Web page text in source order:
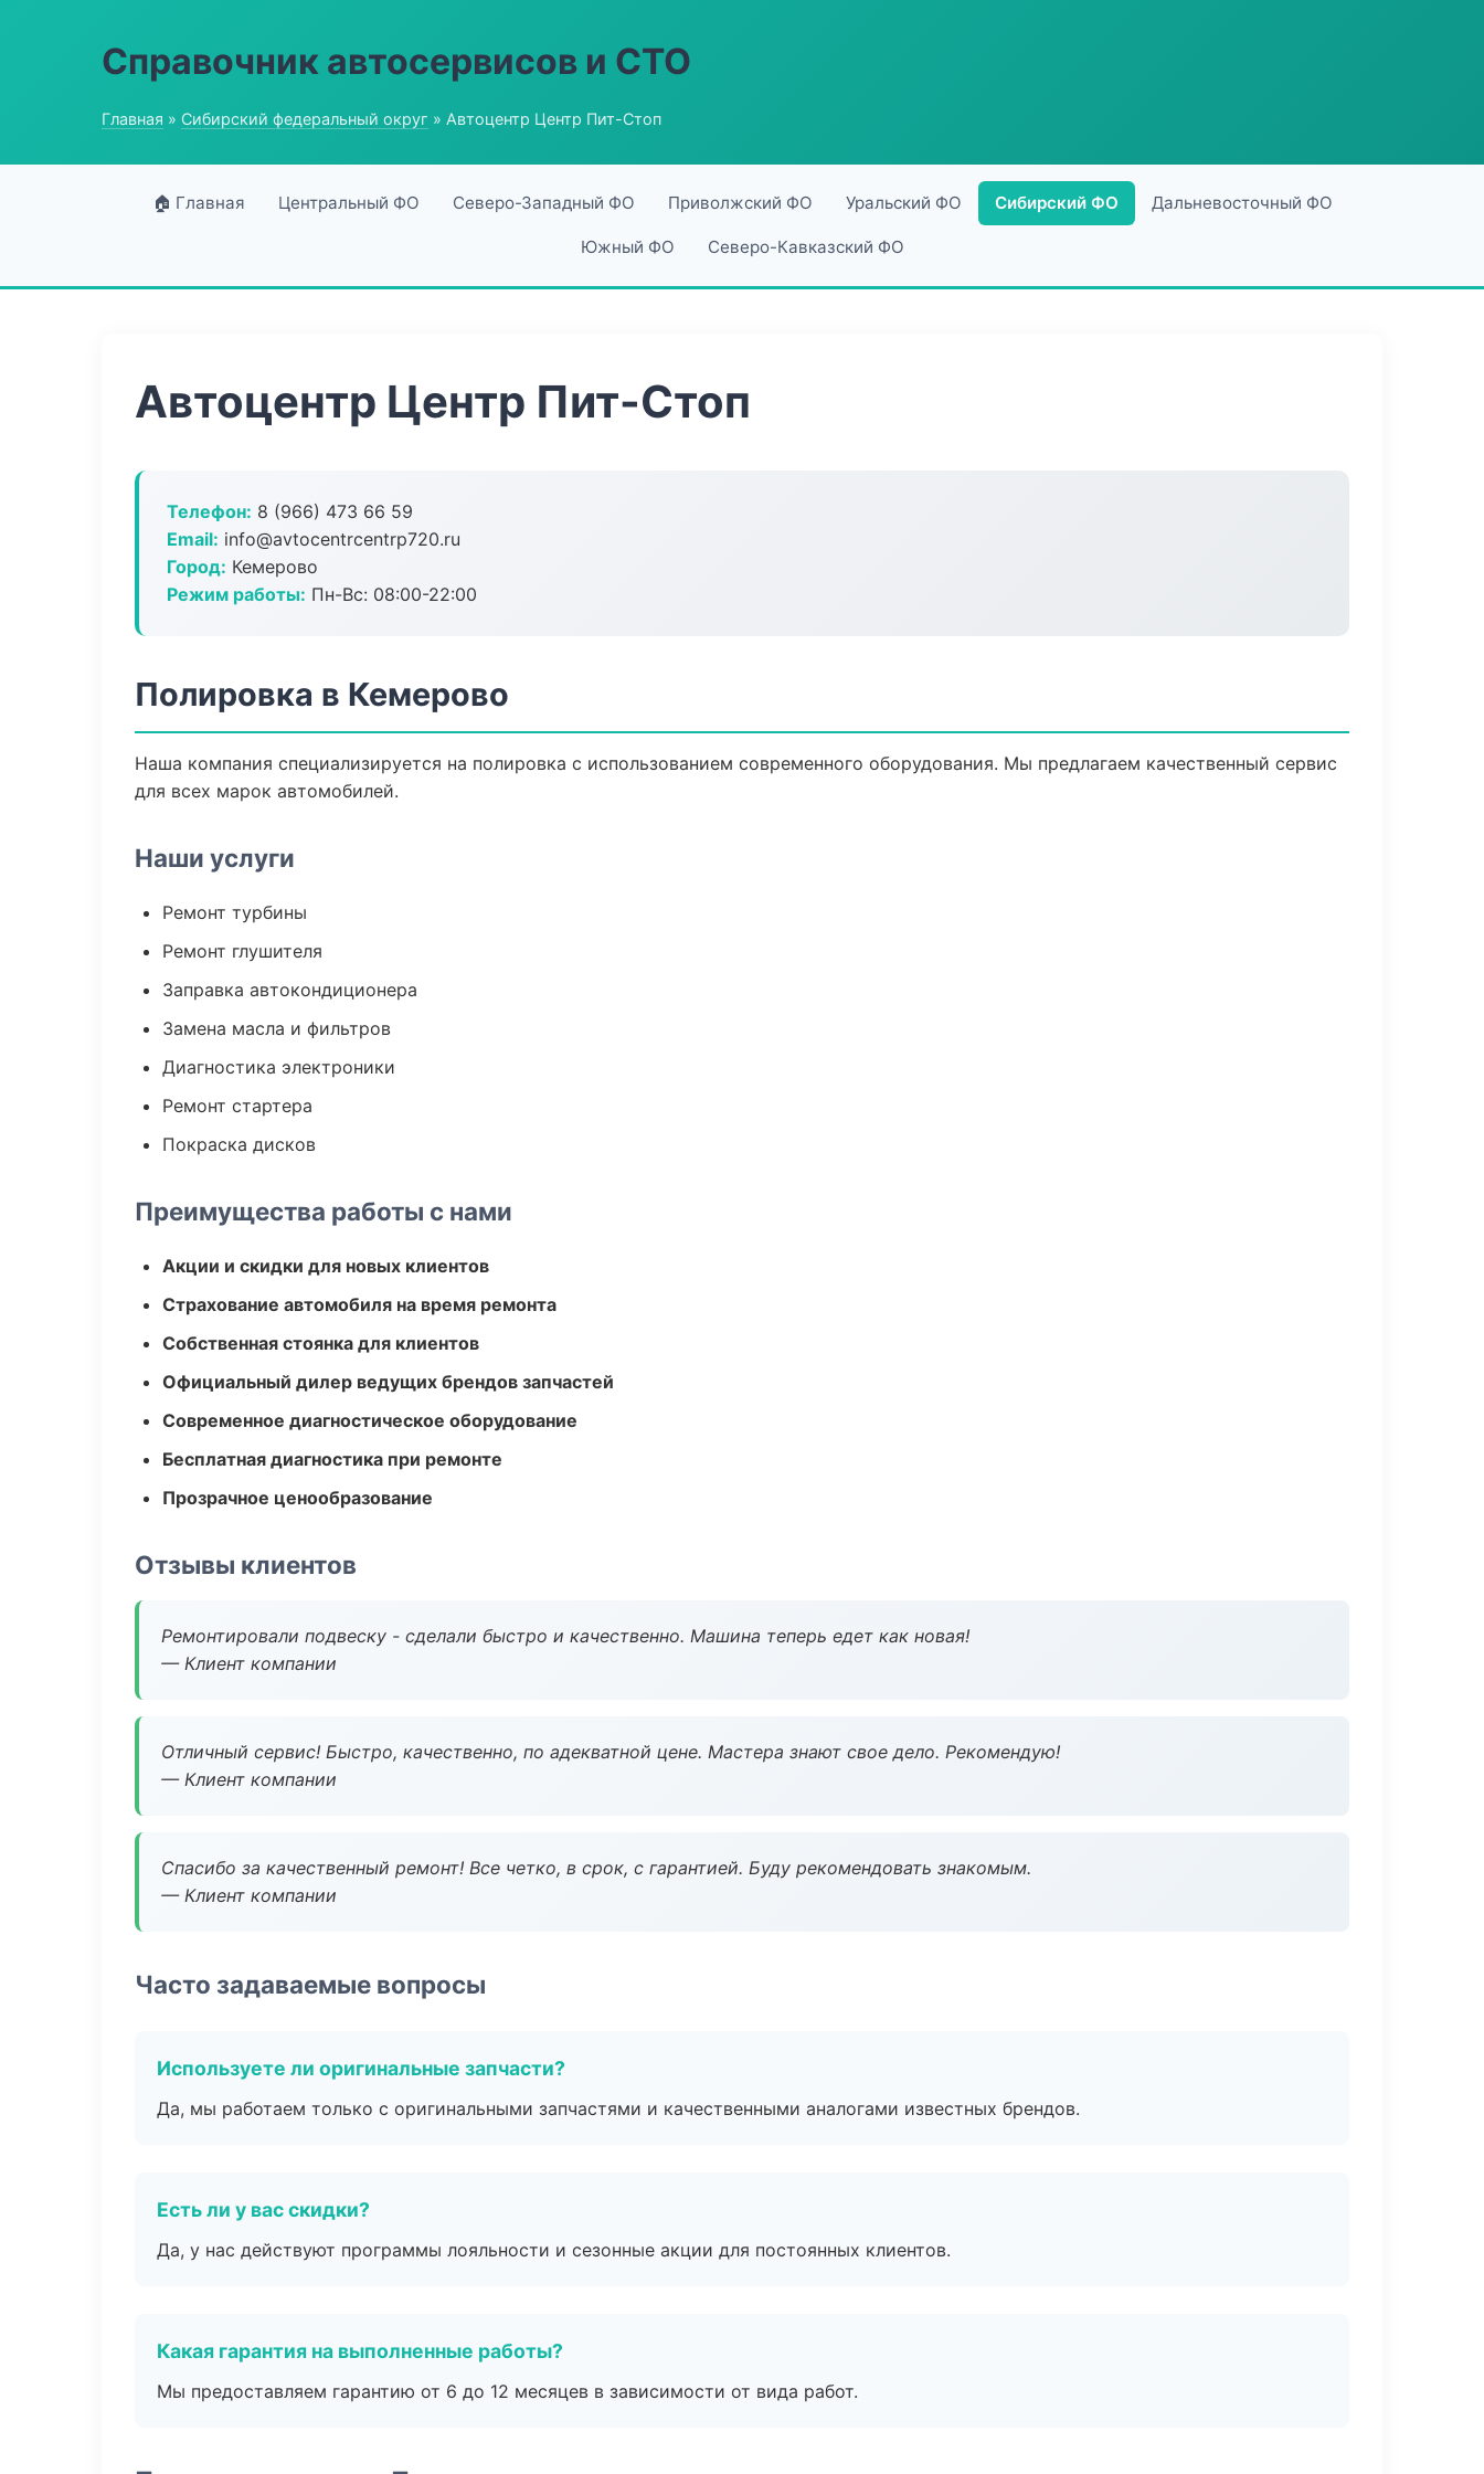
Справочник автосервисов и СТО
Главная » Сибирский федеральный округ » Автоцентр Центр Пит-Стоп
🏠 Главная Центральный ФО Северо-Западный ФО Приволжский ФО Уральский ФО Сибирский ФО Дальневосточный ФО
Южный ФО Северо-Кавказский ФО
Автоцентр Центр Пит-Стоп
Телефон: 8 (966) 473 66 59
Email: info@avtocentrcentrp720.ru
Город: Кемерово
Режим работы: Пн-Вс: 08:00-22:00
Полировка в Кемерово
Наша компания специализируется на полировка с использованием современного оборудования. Мы предлагаем качественный сервис
для всех марок автомобилей.
Наши услуги
Ремонт турбины
Ремонт глушителя
Заправка автокондиционера
Замена масла и фильтров
Диагностика электроники
Ремонт стартера
Покраска дисков
Преимущества работы с нами
Акции и скидки для новых клиентов
Страхование автомобиля на время ремонта
Собственная стоянка для клиентов
Официальный дилер ведущих брендов запчастей
Современное диагностическое оборудование
Бесплатная диагностика при ремонте
Прозрачное ценообразование
Отзывы клиентов
Ремонтировали подвеску - сделали быстро и качественно. Машина теперь едет как новая!
— Клиент компании
Отличный сервис! Быстро, качественно, по адекватной цене. Мастера знают свое дело. Рекомендую!
— Клиент компании
Спасибо за качественный ремонт! Все четко, в срок, с гарантией. Буду рекомендовать знакомым.
— Клиент компании
Часто задаваемые вопросы
Используете ли оригинальные запчасти?
Да, мы работаем только с оригинальными запчастями и качественными аналогами известных брендов.
Есть ли у вас скидки?
Да, у нас действуют программы лояльности и сезонные акции для постоянных клиентов.
Какая гарантия на выполненные работы?
Мы предоставляем гарантию от 6 до 12 месяцев в зависимости от вида работ.